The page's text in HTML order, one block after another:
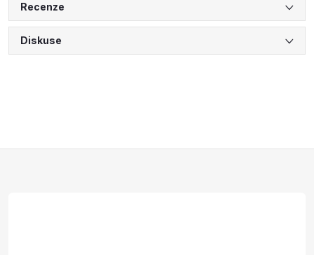
Recenze
Diskuse